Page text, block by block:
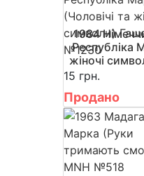
1984
Республіка
жіночі
15 грн.
Продано